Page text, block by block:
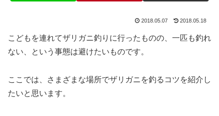
2018.05.07 2018.05.18
こどもを連れてザリガニ釣りに行ったものの、一匹も釣れ
ない、という事態は避けたいものです。
ここでは、さまざまな場所でザリガニを釣るコツを紹介し
たいと思います。